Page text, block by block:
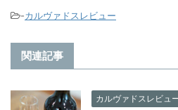
-カルヴァドスレビュー
関連記事
カルヴァドスレビュ